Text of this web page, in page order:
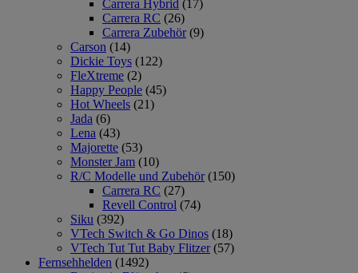
Carrera Hybrid (17)
Carrera RC (26)
Carrera Zubehör (9)
Carson (14)
Dickie Toys (122)
FleXtreme (2)
Happy People (45)
Hot Wheels (21)
Jada (6)
Lena (43)
Majorette (53)
Monster Jam (10)
R/C Modelle und Zubehör (150)
Carrera RC (27)
Revell Control (74)
Siku (392)
VTech Switch & Go Dinos (18)
VTech Tut Tut Baby Flitzer (57)
Fernsehhelden (1492)